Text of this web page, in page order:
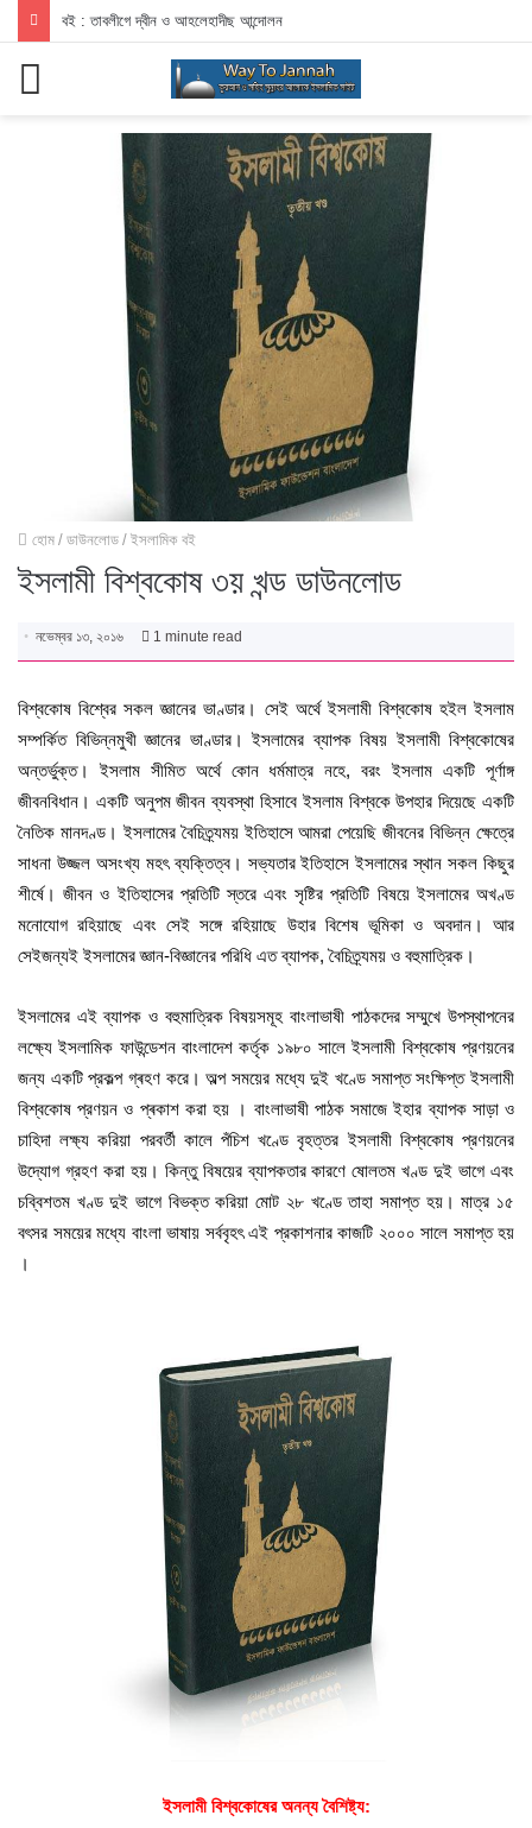
বই : তাবলীগে দ্বীন ও আহলেহাদীছ আন্দোলন
হোম / ডাউনলোড / ইসলামিক বই
ইসলামী বিশ্বকোষ ৩য় খন্ড ডাউনলোড
নভেম্বর ১৩, ২০১৬ 1 minute read
বিশ্বকোষ বিশ্বের সকল জ্ঞানের ভাণ্ডার। সেই অর্থে ইসলামী বিশ্বকোষ হইল ইসলাম
সম্পর্কিত বিভিন্নমুখী জ্ঞানের ভাণ্ডার। ইসলামের ব্যাপক বিষয় ইসলামী বিশ্বকোষের
অন্তর্ভুক্ত। ইসলাম সীমিত অর্থে কোন ধর্মমাত্র নহে, বরং ইসলাম একটি পূর্ণাঙ্গ
জীবনবিধান। একটি অনুপম জীবন ব্যবস্থা হিসাবে ইসলাম বিশ্বকে উপহার দিয়েছে একটি
নৈতিক মানদণ্ড। ইসলামের বৈচিত্ৰ্যময় ইতিহাসে আমরা পেয়েছি জীবনের বিভিন্ন ক্ষেত্রে
সাধনা উজ্জল অসংখ্য মহৎ ব্যক্তিত্ব। সভ্যতার ইতিহাসে ইসলামের স্থান সকল কিছুর
শীর্ষে। জীবন ও ইতিহাসের প্রতিটি স্তরে এবং সৃষ্টির প্রতিটি বিষয়ে ইসলামের অখণ্ড
মনােযোগ রহিয়াছে এবং সেই সঙ্গে রহিয়াছে উহার বিশেষ ভূমিকা ও অবদান। আর
সেইজন্যই ইসলামের জ্ঞান-বিজ্ঞানের পরিধি এত ব্যাপক, বৈচিত্ৰ্যময় ও বহুমাত্রিক।
ইসলামের এই ব্যাপক ও বহুমাত্রিক বিষয়সমূহ বাংলাভাষী পাঠকদের সম্মুখে উপস্থাপনের
লক্ষ্যে ইসলামিক ফাউন্ডেশন বাংলাদেশ কর্তৃক ১৯৮০ সালে ইসলামী বিশ্বকোষ প্রণয়নের
জন্য একটি প্রকল্প গ্ৰহণ করে। অল্প সময়ের মধ্যে দুই খণ্ডে সমাপ্ত সংক্ষিপ্ত ইসলামী
বিশ্বকোষ প্রণয়ন ও প্ৰকাশ করা হয় । বাংলাভাষী পাঠক সমাজে ইহার ব্যাপক সাড়া ও
চাহিদা লক্ষ্য করিয়া পরবর্তী কালে পঁচিশ খণ্ডে বৃহত্তর ইসলামী বিশ্বকোষ প্রণয়নের
উদ্যোগ গ্রহণ করা হয়। কিন্তু বিষয়ের ব্যাপকতার কারণে ষোলতম খণ্ড দুই ভাগে এবং
চব্বিশতম খণ্ড দুই ভাগে বিভক্ত করিয়া মোট ২৮ খণ্ডে তাহা সমাপ্ত হয়। মাত্র ১৫
বৎসর সময়ের মধ্যে বাংলা ভাষায় সর্ববৃহৎ এই প্রকাশনার কাজটি ২০০০ সালে সমাপ্ত হয়
।
ইসলামী বিশ্বকোষের অনন্য বৈশিষ্ট্য: